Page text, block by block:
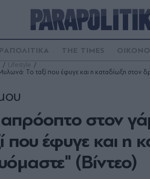
THE TIMES
Lifestyle
Το ταξί που έφυγε και η καταδίωξη στον
στον
έφυγε και η
(Βίντεο)